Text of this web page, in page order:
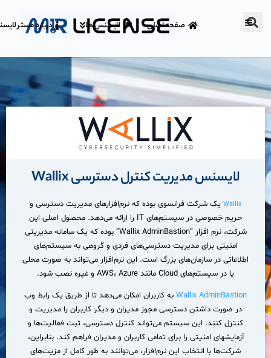
صفحه اصلی لایسنس ها درباره مستر
لایسنس مدیریت کنترل دسترسی Wallix
Wallix یک شرکت فرانسوی بوده که نرم‌افزارهای مدیریت دسترسی و
حریم خصوصی در سیستم‌های IT را ارائه می‌دهد. محصول اصلی این
شرکت، نرم افزار “Wallix AdminBastion” بوده که یک سامانه مدیریتی
امنیتی برای مدیریت دسترسی‌های فردی و گروهی به سیستم‌های
اطلاعاتی در سازمان‌های بزرگ است. این نرم‌افزار می‌تواند به صورت محلی
یا در سیستم‌های Cloud مانند AWS، Azure و غیره نصب شود.
Wallix AdminBastion به کاربران امکان می‌دهد تا از طریق یک رابط وب
در صورت داشتن دسترسی مجوز مدیران و دیگر کاربران را مدیریت و
کنترل کنند. این سیستم می‌تواند کنترل دسترسی، ثبت فعالیت‌ها و
آزمایشهای امنیتی را برای تمامی کاربران و مدیران فراهم کند. بنابراین،
شرکت‌ها با انتخاب این نرم‌افزار، می‌توانند به طور کامل از مزیت‌های